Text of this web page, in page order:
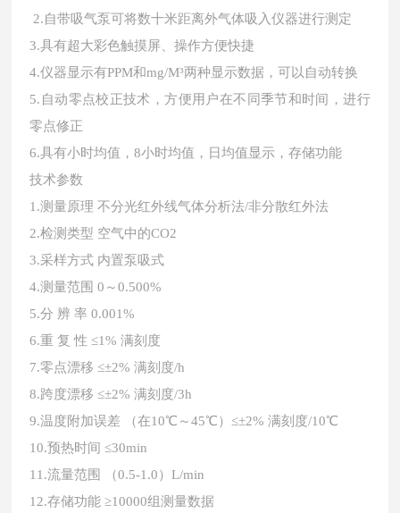
2.自带吸气泵可将数十米距离外气体吸入仪器进行测定
3.具有超大彩色触摸屏、操作方便快捷
4.仪器显示有PPM和mg/M³两种显示数据，可以自动转换
5.自动零点校正技术，方便用户在不同季节和时间，进行
零点修正
6.具有小时均值，8小时均值，日均值显示，存储功能
技术参数
1.测量原理 不分光红外线气体分析法/非分散红外法
2.检测类型 空气中的CO2
3.采样方式 内置泵吸式
4.测量范围 0～0.500%
5.分 辨 率 0.001%
6.重 复 性 ≤1% 满刻度
7.零点漂移 ≤±2% 满刻度/h
8.跨度漂移 ≤±2% 满刻度/3h
9.温度附加误差 （在10℃～45℃）≤±2% 满刻度/10℃
10.预热时间 ≤30min
11.流量范围 （0.5-1.0）L/min
12.存储功能 ≥10000组测量数据